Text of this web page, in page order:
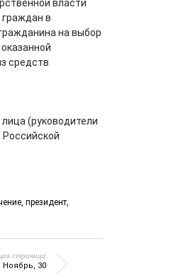
власти
в
на выбор
средств
(руководители
, президент,
страница
Ноябрь, 30